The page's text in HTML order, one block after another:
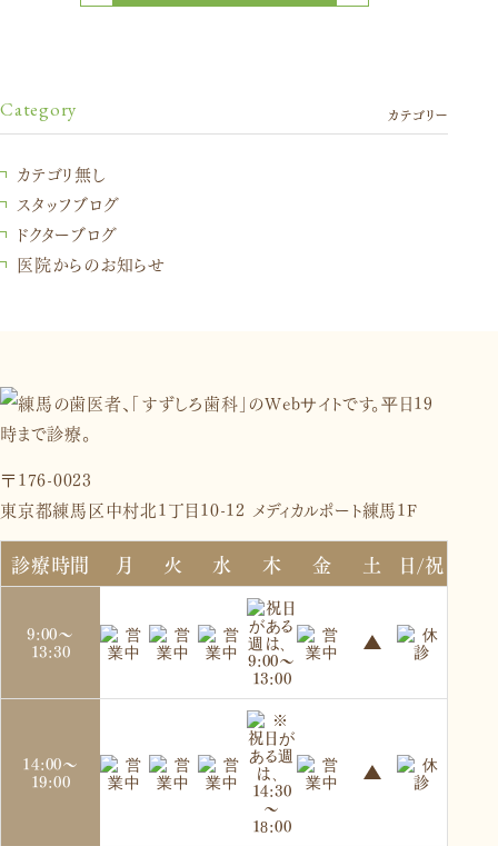
Category カテゴリー
カテゴリ無し
スタッフブログ
ドクターブログ
医院からのお知らせ
〒176-0023
東京都練馬区中村北1丁目10-12 メディカルポート練馬1F
診療時間 月 火 水 木 金 土 日/祝
9:00～
13:30
14:00～
19:00